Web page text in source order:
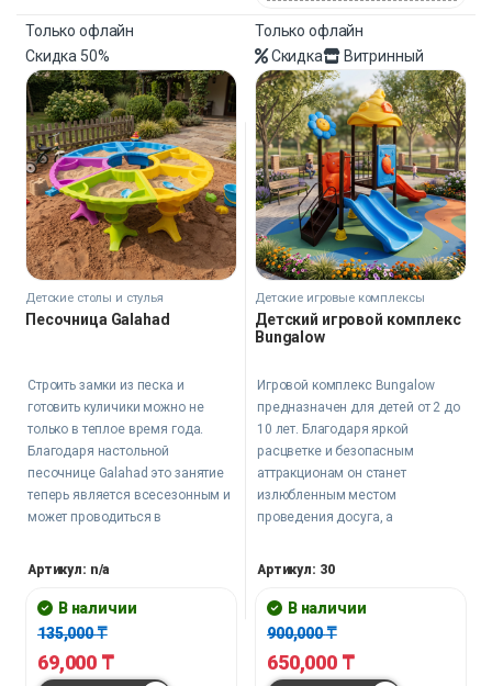
Только офлайн
Скидка 50%
Детские столы и стулья
Песочница Galahad
Строить замки из песка и
готовить куличики можно не
только в теплое время года.
Благодаря настольной
песочнице Galahad это занятие
теперь является всесезонным и
может проводиться в
условиях, даже если за окном
Артикул: n/a
В наличии
135,000₸
69,000 ₸
Только офлайн
Скидка
Витринный
Детские игровые комплексы
Детский игровой комплекс
Bungalow
Игровой комплекс Bungalow
предназначен для детей от 2 до
10 лет. Благодаря яркой
расцветке и безопасным
аттракционам он станет
излюбленным местом
проведения досуга, а
могут на время ослабить свое
травматизм здесь исключен.
Артикул: 30
В наличии
900,000₸
650,000 ₸